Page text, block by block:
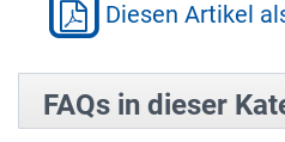
Diesen Artikel
FAQs in dieser